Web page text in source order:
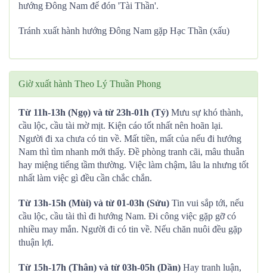
hướng Đông Nam để đón 'Tài Thần'.
Tránh xuất hành hướng Đông Nam gặp Hạc Thần (xấu)
Giờ xuất hành Theo Lý Thuần Phong
Từ 11h-13h (Ngọ) và từ 23h-01h (Tý) Mưu sự khó thành,
cầu lộc, cầu tài mờ mịt. Kiện cáo tốt nhất nên hoãn lại.
Người đi xa chưa có tin về. Mất tiền, mất của nếu đi hướng
Nam thì tìm nhanh mới thấy. Đề phòng tranh cãi, mâu thuẫn
hay miệng tiếng tầm thường. Việc làm chậm, lâu la nhưng tốt
nhất làm việc gì đều cần chắc chắn.
Từ 13h-15h (Mùi) và từ 01-03h (Sửu) Tin vui sắp tới, nếu
cầu lộc, cầu tài thì đi hướng Nam. Đi công việc gặp gỡ có
nhiều may mắn. Người đi có tin về. Nếu chăn nuôi đều gặp
thuận lợi.
Từ 15h-17h (Thân) và từ 03h-05h (Dần) Hay tranh luận,